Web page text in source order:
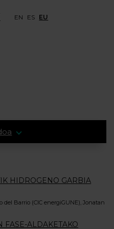
EN ES EU
HIDROGENO GARBIA
del Barrio (CIC energiGUNE), Jonatan
FASE-ALDAKETAKO